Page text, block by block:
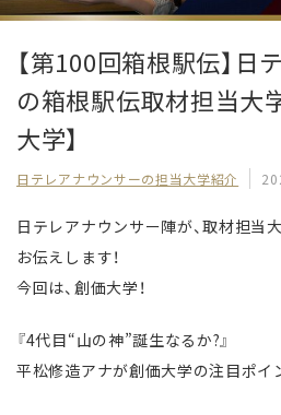
【第100回箱根駅伝】日
の箱根駅伝取材担当大
大学】
日テレアナウンサーの担当大学紹介
日テレアナウンサー陣が、取材担当
お伝えします！
今回は、創価大学！
『4代目“山の神”誕生なるか?』
平松修造アナが創価大学の注目ポイ